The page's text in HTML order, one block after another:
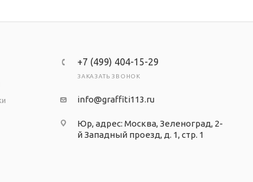
+7 (499) 404-15-29
ЗАКАЗАТЬ ЗВОНОК
info@graffiti113.ru
Юр, адрес: Москва, Зеленоград, 2-
й Западный проезд, д. 1, стр. 1